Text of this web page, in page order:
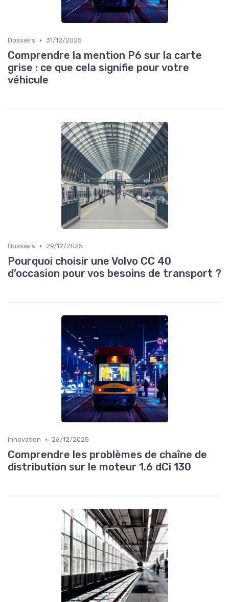
Dossiers • 31/12/2025
Comprendre la mention P6 sur la carte
grise : ce que cela signifie pour votre
véhicule
Dossiers • 29/12/2025
Pourquoi choisir une Volvo CC 40
d’occasion pour vos besoins de transport ?
Innovation • 26/12/2025
Comprendre les problèmes de chaîne de
distribution sur le moteur 1.6 dCi 130